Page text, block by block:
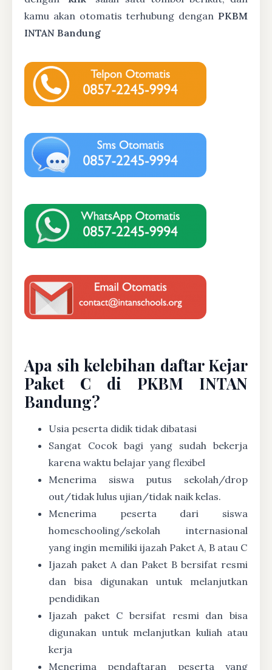
kamu akan otomatis terhubung dengan PKBM
INTAN Bandung
Apa sih kelebihan daftar Kejar
Paket C di PKBM INTAN
Bandung?
Usia peserta didik tidak dibatasi
Sangat Cocok bagi yang sudah bekerja
karena waktu belajar yang flexibel
Menerima siswa putus sekolah/drop
out/tidak lulus ujian/tidak naik kelas.
Menerima peserta dari siswa
homeschooling/sekolah internasional
yang ingin memiliki ijazah Paket A, B atau C
Ijazah paket A dan Paket B bersifat resmi
dan bisa digunakan untuk melanjutkan
pendidikan
Ijazah paket C bersifat resmi dan bisa
digunakan untuk melanjutkan kuliah atau
kerja
Menerima pendaftaran peserta yang